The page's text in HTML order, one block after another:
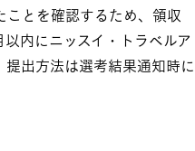
ことを確認するため、領収
内にニッスイ・トラベルア
出方法は選考結果通知時に